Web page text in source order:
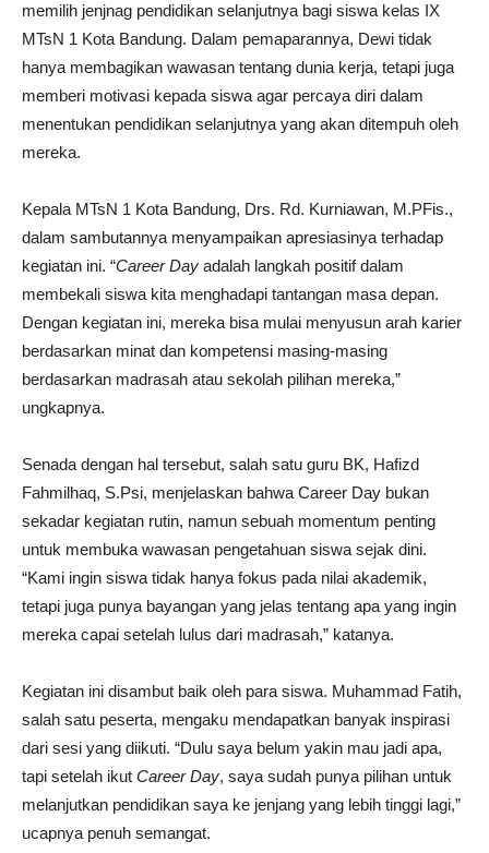
memilih jenjnag pendidikan selanjutnya bagi siswa kelas IX
MTsN 1 Kota Bandung. Dalam pemaparannya, Dewi tidak
hanya membagikan wawasan tentang dunia kerja, tetapi juga
memberi motivasi kepada siswa agar percaya diri dalam
menentukan pendidikan selanjutnya yang akan ditempuh oleh
mereka.
Kepala MTsN 1 Kota Bandung, Drs. Rd. Kurniawan, M.PFis.,
dalam sambutannya menyampaikan apresiasinya terhadap
kegiatan ini. “Career Day adalah langkah positif dalam
membekali siswa kita menghadapi tantangan masa depan.
Dengan kegiatan ini, mereka bisa mulai menyusun arah karier
berdasarkan minat dan kompetensi masing-masing
berdasarkan madrasah atau sekolah pilihan mereka,”
ungkapnya.
Senada dengan hal tersebut, salah satu guru BK, Hafizd
Fahmilhaq, S.Psi, menjelaskan bahwa Career Day bukan
sekadar kegiatan rutin, namun sebuah momentum penting
untuk membuka wawasan pengetahuan siswa sejak dini.
“Kami ingin siswa tidak hanya fokus pada nilai akademik,
tetapi juga punya bayangan yang jelas tentang apa yang ingin
mereka capai setelah lulus dari madrasah,” katanya.
Kegiatan ini disambut baik oleh para siswa. Muhammad Fatih,
salah satu peserta, mengaku mendapatkan banyak inspirasi
dari sesi yang diikuti. “Dulu saya belum yakin mau jadi apa,
tapi setelah ikut Career Day, saya sudah punya pilihan untuk
melanjutkan pendidikan saya ke jenjang yang lebih tinggi lagi,”
ucapnya penuh semangat.